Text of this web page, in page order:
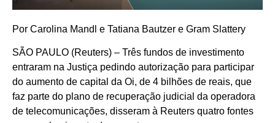
Por Carolina Mandl e Tatiana Bautzer e Gram Slattery
SÃO PAULO (Reuters) – Três fundos de investimento
entraram na Justiça pedindo autorização para participar
do aumento de capital da Oi, de 4 bilhões de reais, que
faz parte do plano de recuperação judicial da operadora
de telecomunicações, disseram à Reuters quatro fontes